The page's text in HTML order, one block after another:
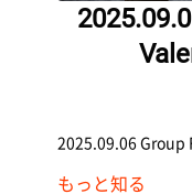
2025.09.06 Group
もっと知る